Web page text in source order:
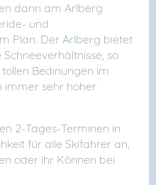
dann am Arlberg
und
Plan. Der Arlberg bietet
so
Bedinungen im
immer sehr hoher
2-Tages-Terminen in
für alle Skifahrer an,
oder ihr Können bei